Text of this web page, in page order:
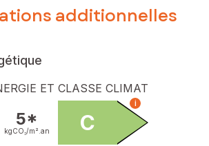
sur les risques auxquels ce bien est
vendeur
conseiller SAFTI : Christophe PERRAULT,
923 029
additionnelles
ET CLASSE CLIMAT
5*
kgCO₂/m². an C
i